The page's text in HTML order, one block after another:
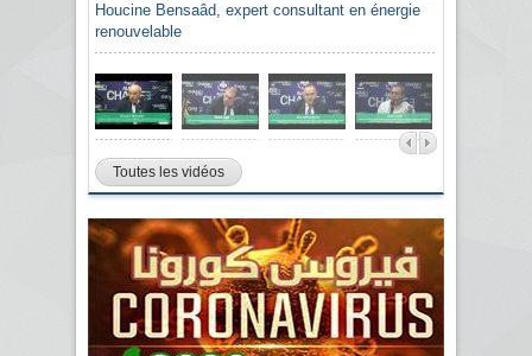
Houcine Bensaâd, expert consultant en énergie
renouvelable
Toutes les vidéos